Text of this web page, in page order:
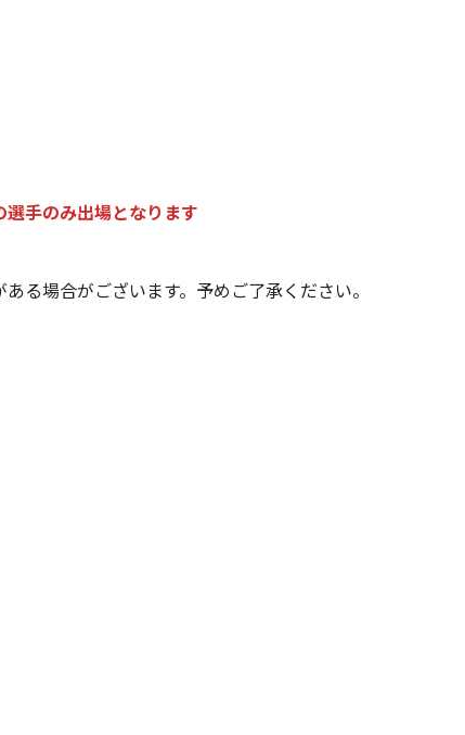
手のみ出場となります
る場合がございます。予めご了承ください。